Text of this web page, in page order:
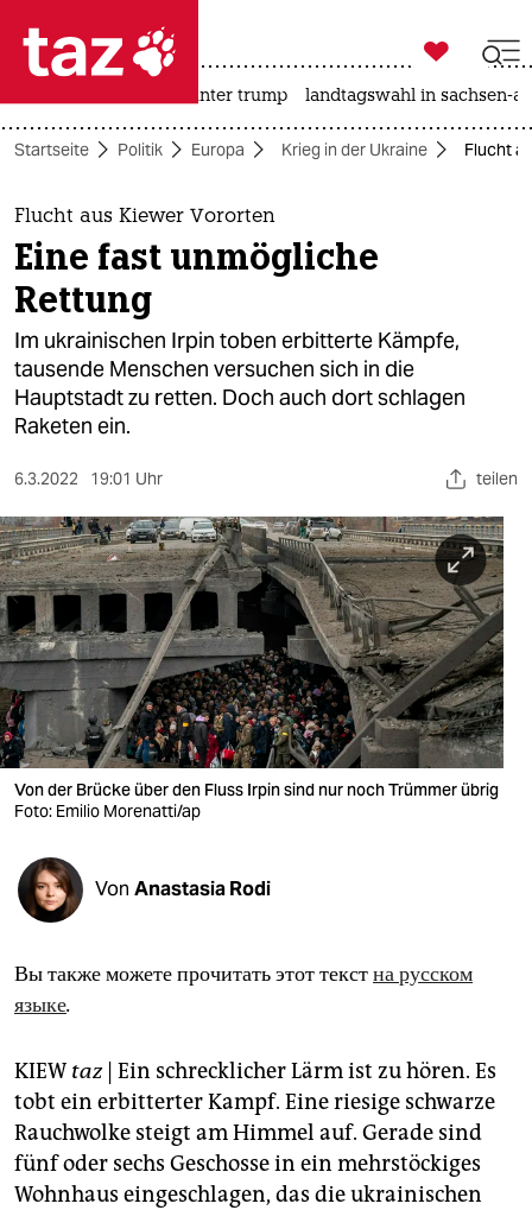
 taz zahl ich
taz zahl ich
themen
politik
öko
gesellschaft
kultur
sport
berlin
nord
wahrheit
verlag
verlag
veranstaltungen
fragen & hilfe
unterstützen
abo
epaper login

taz zahl ich
usa unter trump landtagswahl in sachsen-
Startseite Politik Europa Krieg in der Ukraine Flucht
Flucht aus Kiewer Vororten
Eine fast unmögliche
Rettung
Im ukrainischen Irpin toben erbitterte Kämpfe,
tausende Menschen versuchen sich in die
Hauptstadt zu retten. Doch auch dort schlagen
Raketen ein.
6.3.2022 19:01 Uhr teilen
Von der Brücke über den Fluss Irpin sind nur noch Trümmer übrig
Foto: Emilio Morenatti/ap
Von Anastasia Rodi
Вы также можете прочитать этот текстна русском
языке.
KIEW taz| Ein schrecklicher Lärm ist zu hören. Es
tobt ein erbitterter Kampf. Eine riesige schwarze
Rauchwolke steigt am Himmel auf. Gerade sind
fünf oder sechs Geschosse in ein mehrstöckiges
Wohnhaus eingeschlagen, das die ukrainischen